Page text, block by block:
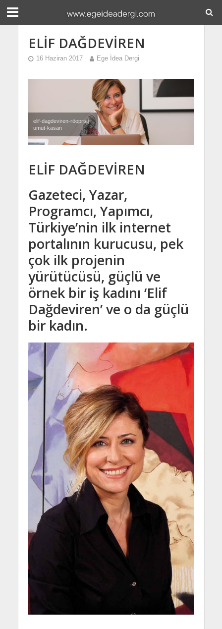
ELİF DAĞDEVİREN
16 Haziran 2017 Ege İdea Dergi
elif-dagdeviren-röoprtaj-
umut-kasan
ELİF DAĞDEVİREN
Gazeteci, Yazar,
Programcı, Yapımcı,
Türkiye’nin ilk internet
portalının kurucusu, pek
çok ilk projenin
yürütücüsü, güçlü ve
örnek bir iş kadını ‘Elif
Dağdeviren’ ve o da güçlü
bir kadın.